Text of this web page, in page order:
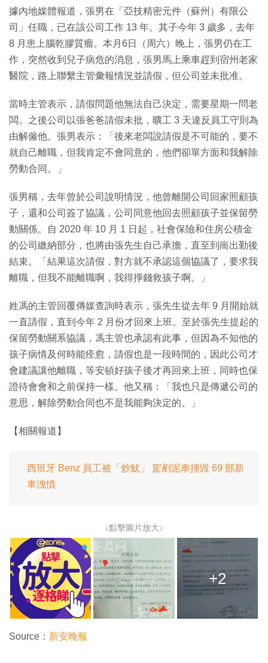
據內地媒體報道，張男在「亞技精密元件（蘇州）有限公
司」任職，已在該公司工作 13 年。其子今年 3 歲多，去年
8 月患上腦乾膠質瘤。本月6日（周六）晚上，張男仍在工
作，突然收到兒子病危的消息，張男馬上乘車趕到宿州老家
醫院，路上聯繫主管彙報情況並請假，但公司並未批准。
當時主管表示，請假問題他無法自己決定，需要星期一問老
闆。之後公司以張爸爸請假未批，曠工 3 天違反員工守則為
由解僱他。張男表示：「後來老闆說請假是不可能的，要不
就自己離職，但我肯定不會同意的，他們卻單方面和我解除
勞動合同。」
張男稱，去年曾於公司說明情況，他曾離開公司回家照顧孩
子，還和公司簽了協議，公司同意他回去照顧孩子並保留勞
動關係。自 2020 年 10 月 1 日起，社會保險和住房公積金
的公司繳納部分，也將由張先生自己承擔，直至到崗出勤後
結束。「結果這次請假，對方就不承認這個協議了，要求我
離職，但我不能離職啊，我得掙錢救孩子啊。」
姓馮的主管回覆傳媒查詢時表示，張先生從去年 9 月開始就
一直請假，直到今年 2 月份才回來上班。至於張先生提起的
保留勞動關系協議，馮主管也承認有此事，但因為不知他的
孩子病情及何時能痊愈，請假也是一段時間的，因此公司才
會建議讓他離職，等安頓好孩子後才再回來上班，同時也保
證待會會和之前保持一樣。他又稱：「我也只是傳遞公司的
意思，解除勞動合同也不是我能夠決定的。」
【相關報道】
西班牙 Benz 員工被「炒魷」 駕剷泥車撞毀 69 部新
車洩憤
↓點擊圖片放大↓
+2
Source： 新安晚報